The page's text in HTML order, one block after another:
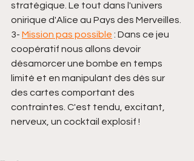
stratégique. Le tout dans l'univers
onirique d'Alice au Pays des Merveilles.
3- Mission pas possible : Dans ce jeu
coopératif nous allons devoir
désamorcer une bombe en temps
limité et en manipulant des dés sur
des cartes comportant des
contraintes. C'est tendu, excitant,
nerveux, un cocktail explosif !